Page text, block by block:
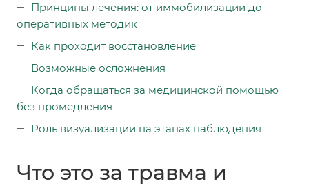
Принципы лечения: от иммобилизации до
оперативных методик
Как проходит восстановление
Возможные осложнения
Когда обращаться за медицинской помощью
без промедления
Роль визуализации на этапах наблюдения
Что это за травма и